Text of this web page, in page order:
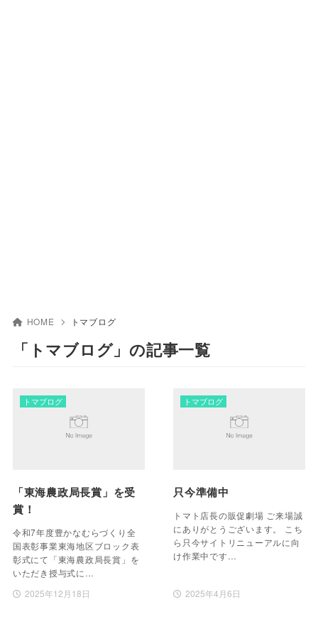
HOME トマブログ
「トマブログ」の記事一覧
「東海農政局長賞」を受
賞！
令和7年度豊かなむらづくり全
国表彰事業東海地区ブロック表
彰式にて「東海農政局長賞」を
いただき授与式に…
2025年12月18日
トマブログ
只今準備中
トマト店長の販促劇場 ご来場誠
にありがとうございます。 こち
ら只今サイトリニューアルに向
け作業中です…
2025年4月6日
トマブログ